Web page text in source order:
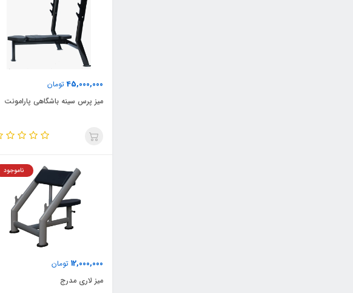
45,000,000تومان
میز پرس سینه باشگاهی پارامونت
12,000,000 تومان
ناموجود
میز لاری مدرج